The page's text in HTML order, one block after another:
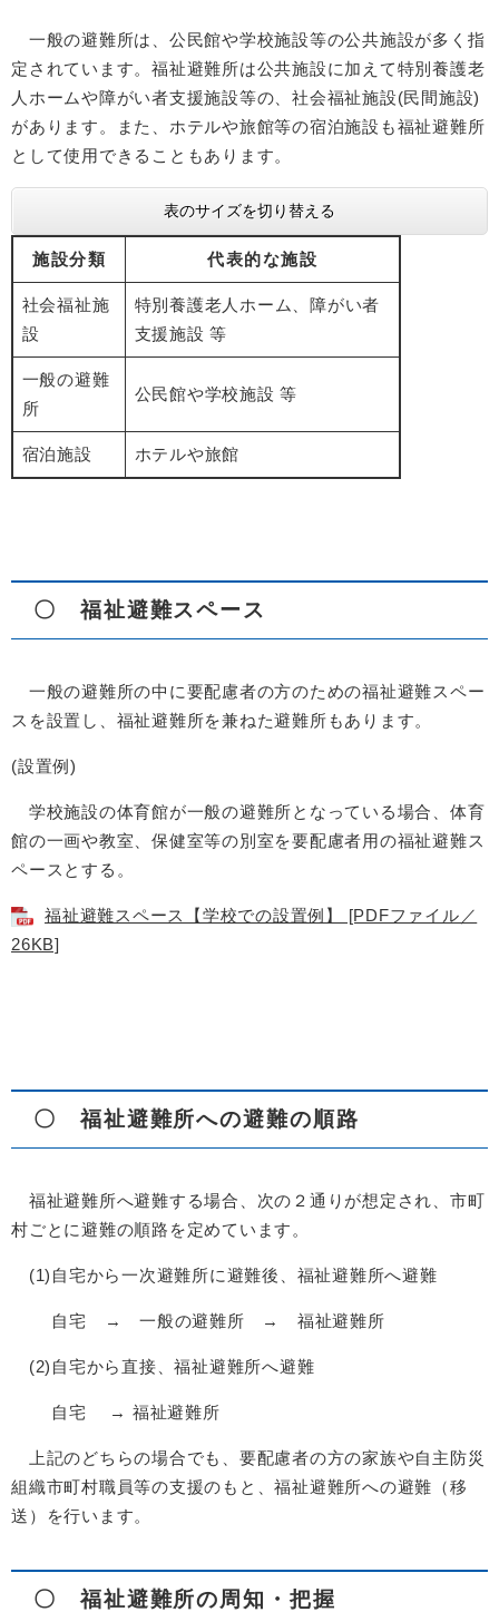
一般の避難所は、公民館や学校施設等の公共施設が多く指
定されています。福祉避難所は公共施設に加えて特別養護老
人ホームや障がい者支援施設等の、社会福祉施設(民間施設)
があります。また、ホテルや旅館等の宿泊施設も福祉避難所
として使用できることもあります。
表のサイズを切り替える
施設分類 代表的な施設
社会福祉施
設
特別養護老人ホーム、障がい者
支援施設 等
一般の避難
所
公民館や学校施設 等
宿泊施設 ホテルや旅館
〇 福祉避難スペース
一般の避難所の中に要配慮者の方のための福祉避難スペー
スを設置し、福祉避難所を兼ねた避難所もあります。
(設置例)
学校施設の体育館が一般の避難所となっている場合、体育
館の一画や教室、保健室等の別室を要配慮者用の福祉避難ス
ペースとする。
福祉避難スペース【学校での設置例】 [PDFファイル／
26KB]
〇 福祉避難所への避難の順路
福祉避難所へ避難する場合、次の２通りが想定され、市町
村ごとに避難の順路を定めています。
(1)自宅から一次避難所に避難後、福祉避難所へ避難
自宅 → 一般の避難所 → 福祉避難所
(2)自宅から直接、福祉避難所へ避難
自宅 → 福祉避難所
上記のどちらの場合でも、要配慮者の方の家族や自主防災
組織市町村職員等の支援のもと、福祉避難所への避難（移
送）を行います。
〇 福祉避難所の周知・把握